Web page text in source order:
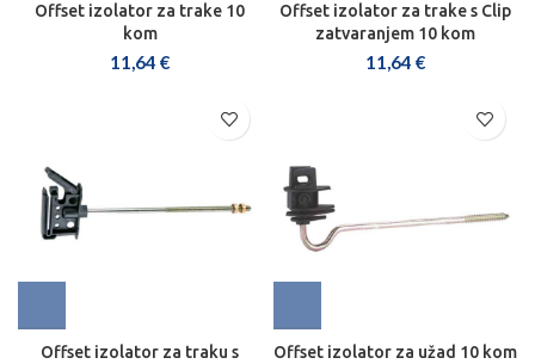
Offset izolator za trake 10
kom
11,64 €
Offset izolator za trake s Clip
zatvaranjem 10 kom
11,64 €
Offset izolator za traku s
Offset izolator za užad 10 kom